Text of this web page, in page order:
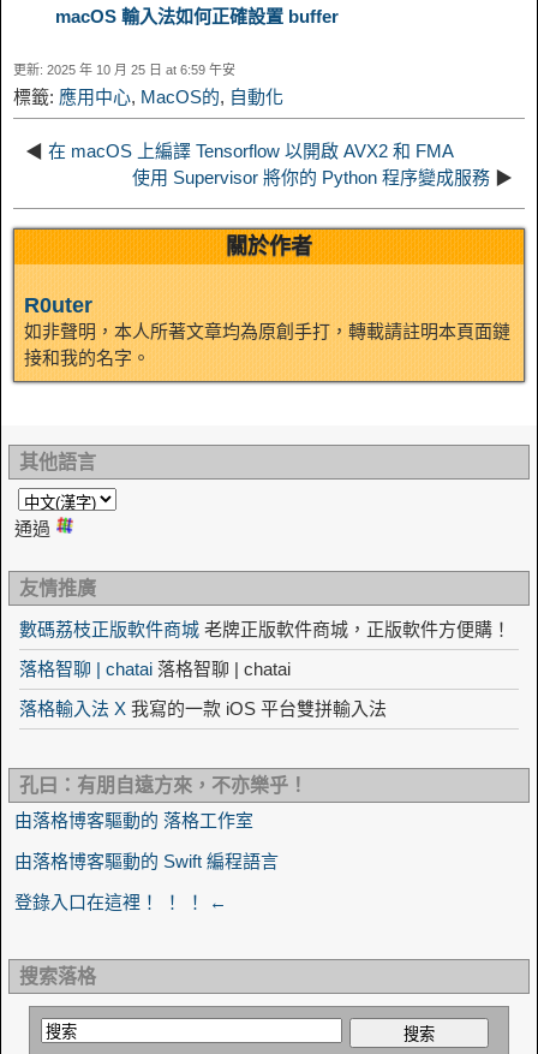
d
I
macOS 輸入法如何正確設置 buffer
更新: 2025 年 10 月 25 日 at 6:59 午安
標籤: 應用中心, MacOS的, 自動化
◀ 在 macOS 上編譯 Tensorflow 以開啟 AVX2 和 FMA
使用 Supervisor 將你的 Python 程序變成服務 ▶
關於作者
R0uter
如非聲明，本人所著文章均為原創手打，轉載請註明本頁面鏈
接和我的名字。
其他語言
通過
友情推廣
數碼荔枝正版軟件商城 老牌正版軟件商城，正版軟件方便購！
落格智聊 | chatai 落格智聊 | chatai
落格輸入法 X 我寫的一款 iOS 平台雙拼輸入法
孔曰：有朋自遠方來，不亦樂乎！
由落格博客驅動的 落格工作室
由落格博客驅動的 Swift 編程語言
登錄入口在這裡！ ！ ！ ←
搜索落格